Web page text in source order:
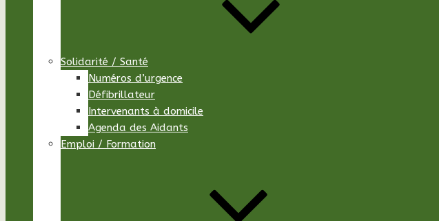
Solidarité / Santé
Numéros d’urgence
Défibrillateur
Intervenants à domicile
Agenda des Aidants
Emploi / Formation